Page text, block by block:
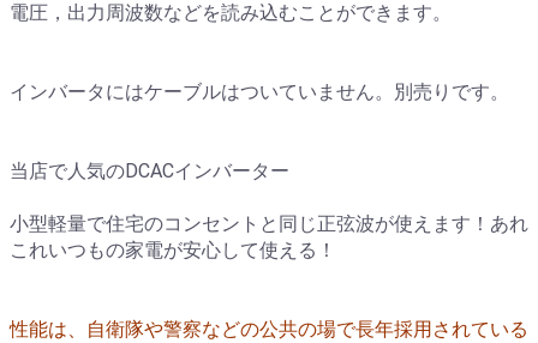
電圧，出力周波数などを読み込むことができます。
インバータにはケーブルはついていません。別売りです。
当店で人気のDCACインバーター
小型軽量で住宅のコンセントと同じ正弦波が使えます！あれ
これいつもの家電が安心して使える！
性能は、自衛隊や警察などの公共の場で長年採用されている